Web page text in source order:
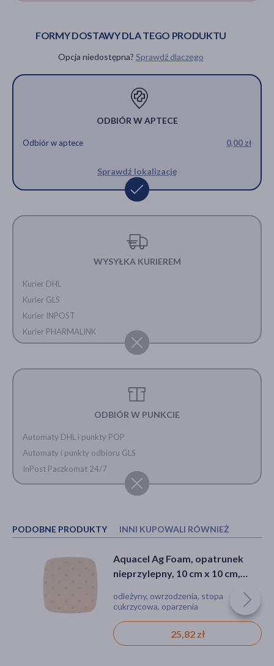
FORMY DOSTAWY DLA TEGO PRODUKTU
Opcja niedostępna? Sprawdź dlaczego
ODBIÓR W APTECE
Odbiór w aptece 0,00 zł
Sprawdź lokalizację
WYSYŁKA KURIEREM
Kurier DHL
Kurier GLS
Kurier INPOST
Kurier PHARMALINK
ODBIÓR W PUNKCIE
Automaty DHL i punkty POP
Automaty i punkty odbioru GLS
InPost Paczkomat 24/7
PODOBNE PRODUKTY INNI KUPOWALI RÓWNIEŻ
Aquacel Ag Foam, opatrunek
nieprzylepny, 10 cm x 10 cm,
wielosztukowego)
odleżyny, owrzodzenia, stopa
cukrzycowa, oparzenia
25,82 zł
Allevyn Ag Non Adhesive,
opatrunek, 10 cm x 10 cm, 1szt.
wielosztukowego)
odleżyny, owrzodzenia, stopa
cukrzycowa, oparzenia
16,02 zł